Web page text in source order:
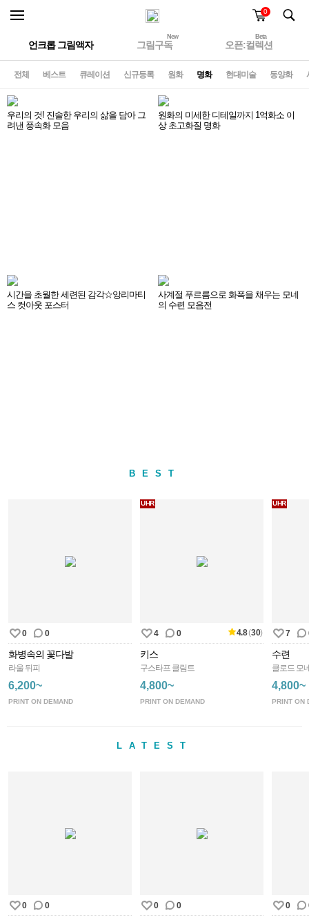
0
언크롭 그림액자
New
그림구독
Beta
오픈:컬렉션
전체 베스트 큐레이션 신규등록 원화 명화 현대미술 동양화
우리의 것! 진솔한 우리의 삶을 담아 그
려낸 풍속화 모음
원화의 미세한 디테일까지 1억화소 이
상 초고화질 명화
시간을 초월한 세련된 감각☆앙리마티
스 컷아웃 포스터
사계절 푸르름으로 화폭을 채우는 모네
의 수련 모음전
BEST
0 0
화병속의 꽃다발
라울 뒤피
6,200~
PRINT ON DEMAND
UHR
4 0 4.8(30)
키스
구스타프 클림트
4,800~
PRINT ON DEMAND
UHR
7
수련
클로드 모
4,800~
PRINT ON
LATEST
0 0 0 0 0